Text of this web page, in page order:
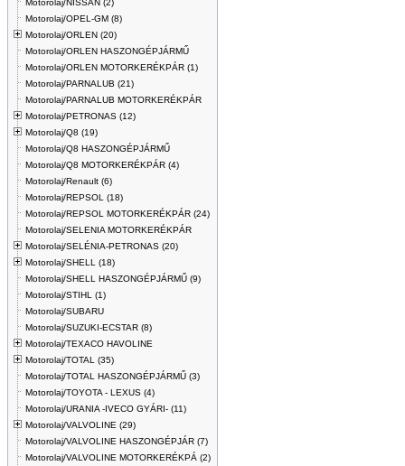
Motorolaj/NISSAN (2)
Motorolaj/OPEL-GM (8)
Motorolaj/ORLEN (20)
Motorolaj/ORLEN HASZONGÉPJÁRMŰ
Motorolaj/ORLEN MOTORKERÉKPÁR (1)
Motorolaj/PARNALUB (21)
Motorolaj/PARNALUB MOTORKERÉKPÁR
Motorolaj/PETRONAS (12)
Motorolaj/Q8 (19)
Motorolaj/Q8 HASZONGÉPJÁRMŰ
Motorolaj/Q8 MOTORKERÉKPÁR (4)
Motorolaj/Renault (6)
Motorolaj/REPSOL (18)
Motorolaj/REPSOL MOTORKERÉKPÁR (24)
Motorolaj/SELENIA MOTORKERÉKPÁR
Motorolaj/SELÉNIA-PETRONAS (20)
Motorolaj/SHELL (18)
Motorolaj/SHELL HASZONGÉPJÁRMŰ (9)
Motorolaj/STIHL (1)
Motorolaj/SUBARU
Motorolaj/SUZUKI-ECSTAR (8)
Motorolaj/TEXACO HAVOLINE
Motorolaj/TOTAL (35)
Motorolaj/TOTAL HASZONGÉPJÁRMŰ (3)
Motorolaj/TOYOTA - LEXUS (4)
Motorolaj/URANIA -IVECO GYÁRI- (11)
Motorolaj/VALVOLINE (29)
Motorolaj/VALVOLINE HASZONGÉPJÁR (7)
Motorolaj/VALVOLINE MOTORKERÉKPÁ (2)